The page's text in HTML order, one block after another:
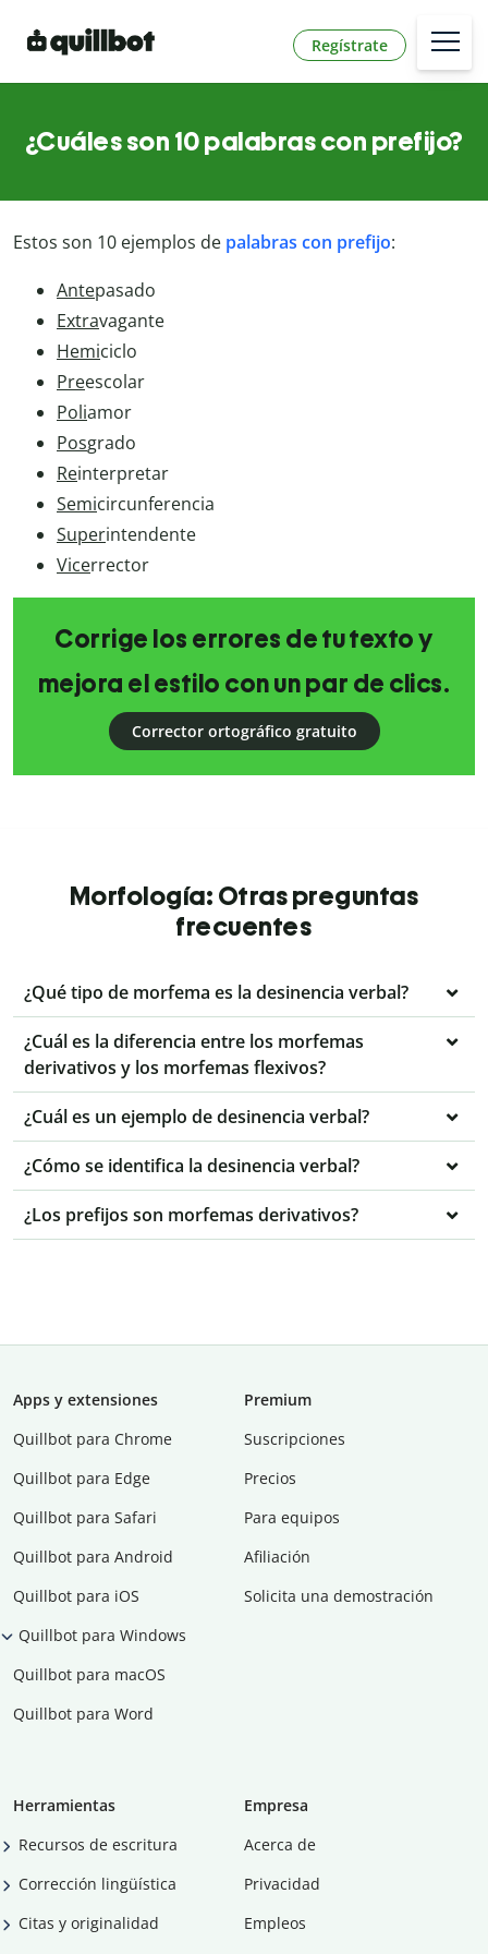
Regístrate
¿Cuáles son 10 palabras con prefijo?
Estos son 10 ejemplos de palabras con prefijo:
Antepasado
Extravagante
Hemiciclo
Preescolar
Poliamor
Posgrado
Reinterpretar
Semicircunferencia
Superintendente
Vicerrector
Corrige los errores de tu texto y
mejora el estilo con un par de clics.
Corrector ortográfico gratuito
Morfología: Otras preguntas
frecuentes
¿Qué tipo de morfema es la desinencia verbal?
¿Cuál es la diferencia entre los morfemas
derivativos y los morfemas flexivos?
¿Cuál es un ejemplo de desinencia verbal?
¿Cómo se identifica la desinencia verbal?
¿Los prefijos son morfemas derivativos?
Apps y extensiones
Quillbot para Chrome
Quillbot para Edge
Quillbot para Safari
Quillbot para Android
Quillbot para iOS
Quillbot para Windows
Quillbot para macOS
Quillbot para Word
Premium
Suscripciones
Precios
Para equipos
Afiliación
Solicita una demostración
Herramientas
Recursos de escritura
Corrección lingüística
Citas y originalidad
Empresa
Acerca de
Privacidad
Empleos